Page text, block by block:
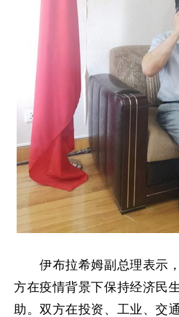
伊布拉希姆副总理表示，
方在疫情背景下保持经济民
助。双方在投资、工业、交